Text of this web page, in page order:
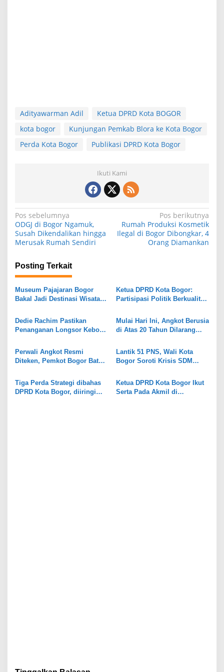
Adityawarman Adil
Ketua DPRD Kota BOGOR
kota bogor
Kunjungan Pemkab Blora ke Kota Bogor
Perda Kota Bogor
Publikasi DPRD Kota Bogor
Ikuti Kami
N
a
v
i
g
a
s
i
p
s
Pos sebelumnya
ODGJ di Bogor Ngamuk,
Susah Dikendalikan hingga
Merusak Rumah Sendiri
Pos berikutnya
Rumah Produksi Kosmetik
Ilegal di Bogor Dibongkar, 4
Orang Diamankan
Posting Terkait
Museum Pajajaran Bogor
Bakal Jadi Destinasi Wisata
Ketua DPRD Kota Bogor:
Partisipasi Politik Berkualitas
Kebijakan Pro Rakyat
Dedie Rachim Pastikan
Penanganan Longsor Kebon
November 2026
Mulai Hari Ini, Angkot Berusia
di Atas 20 Tahun Dilarang
Perwali Angkot Resmi
Diteken, Pemkot Bogor Batasi
20 Tahun
Lantik 51 PNS, Wali Kota
Bogor Soroti Krisis SDM
Perpanjangan Jam Layanan
Puskesmas
Tiga Perda Strategi dibahas
DPRD Kota Bogor, diiringi
Ketua DPRD Kota Bogor Ikut
Serta Pada Akmil di